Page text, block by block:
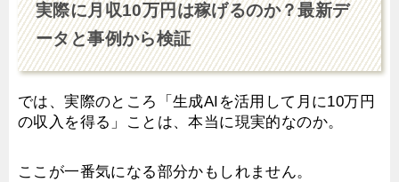
実際に月収10万円は稼げるのか？最新デ
ータと事例から検証
では、実際のところ「生成AIを活用して月に10万円
の収入を得る」ことは、本当に現実的なのか。
ここが一番気になる部分かもしれません。